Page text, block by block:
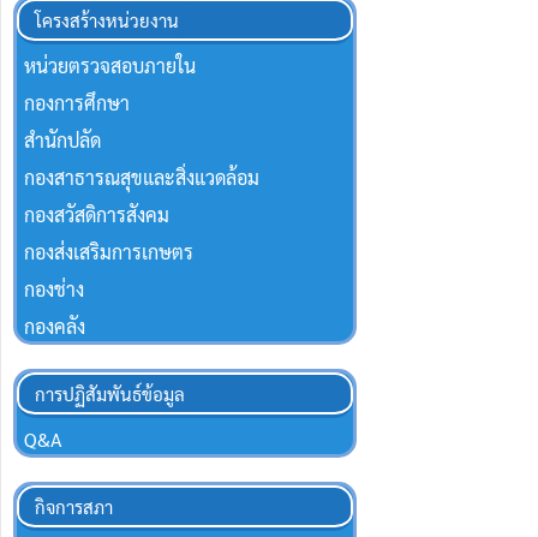
โครงสร้างหน่วยงาน
หน่วยตรวจสอบภายใน
กองการศึกษา
สำนักปลัด
กองสาธารณสุขและสิ่งแวดล้อม
กองสวัสดิการสังคม
กองส่งเสริมการเกษตร
กองช่าง
กองคลัง
การปฏิสัมพันธ์ข้อมูล
Q&A
กิจการสภา